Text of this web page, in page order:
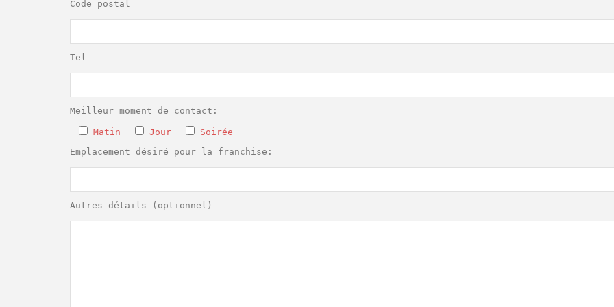
Code postal
Tel
Meilleur moment de contact:
Matin Jour
Soirée
Emplacement désiré pour la franchise:
Autres détails (optionnel)